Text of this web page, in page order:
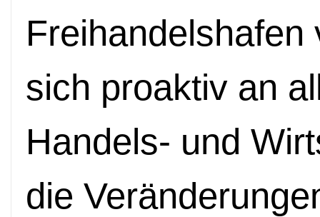
sich proaktiv an
Handels- und
die